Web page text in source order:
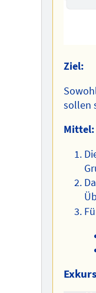
Ziel:
sollen
Mittel: